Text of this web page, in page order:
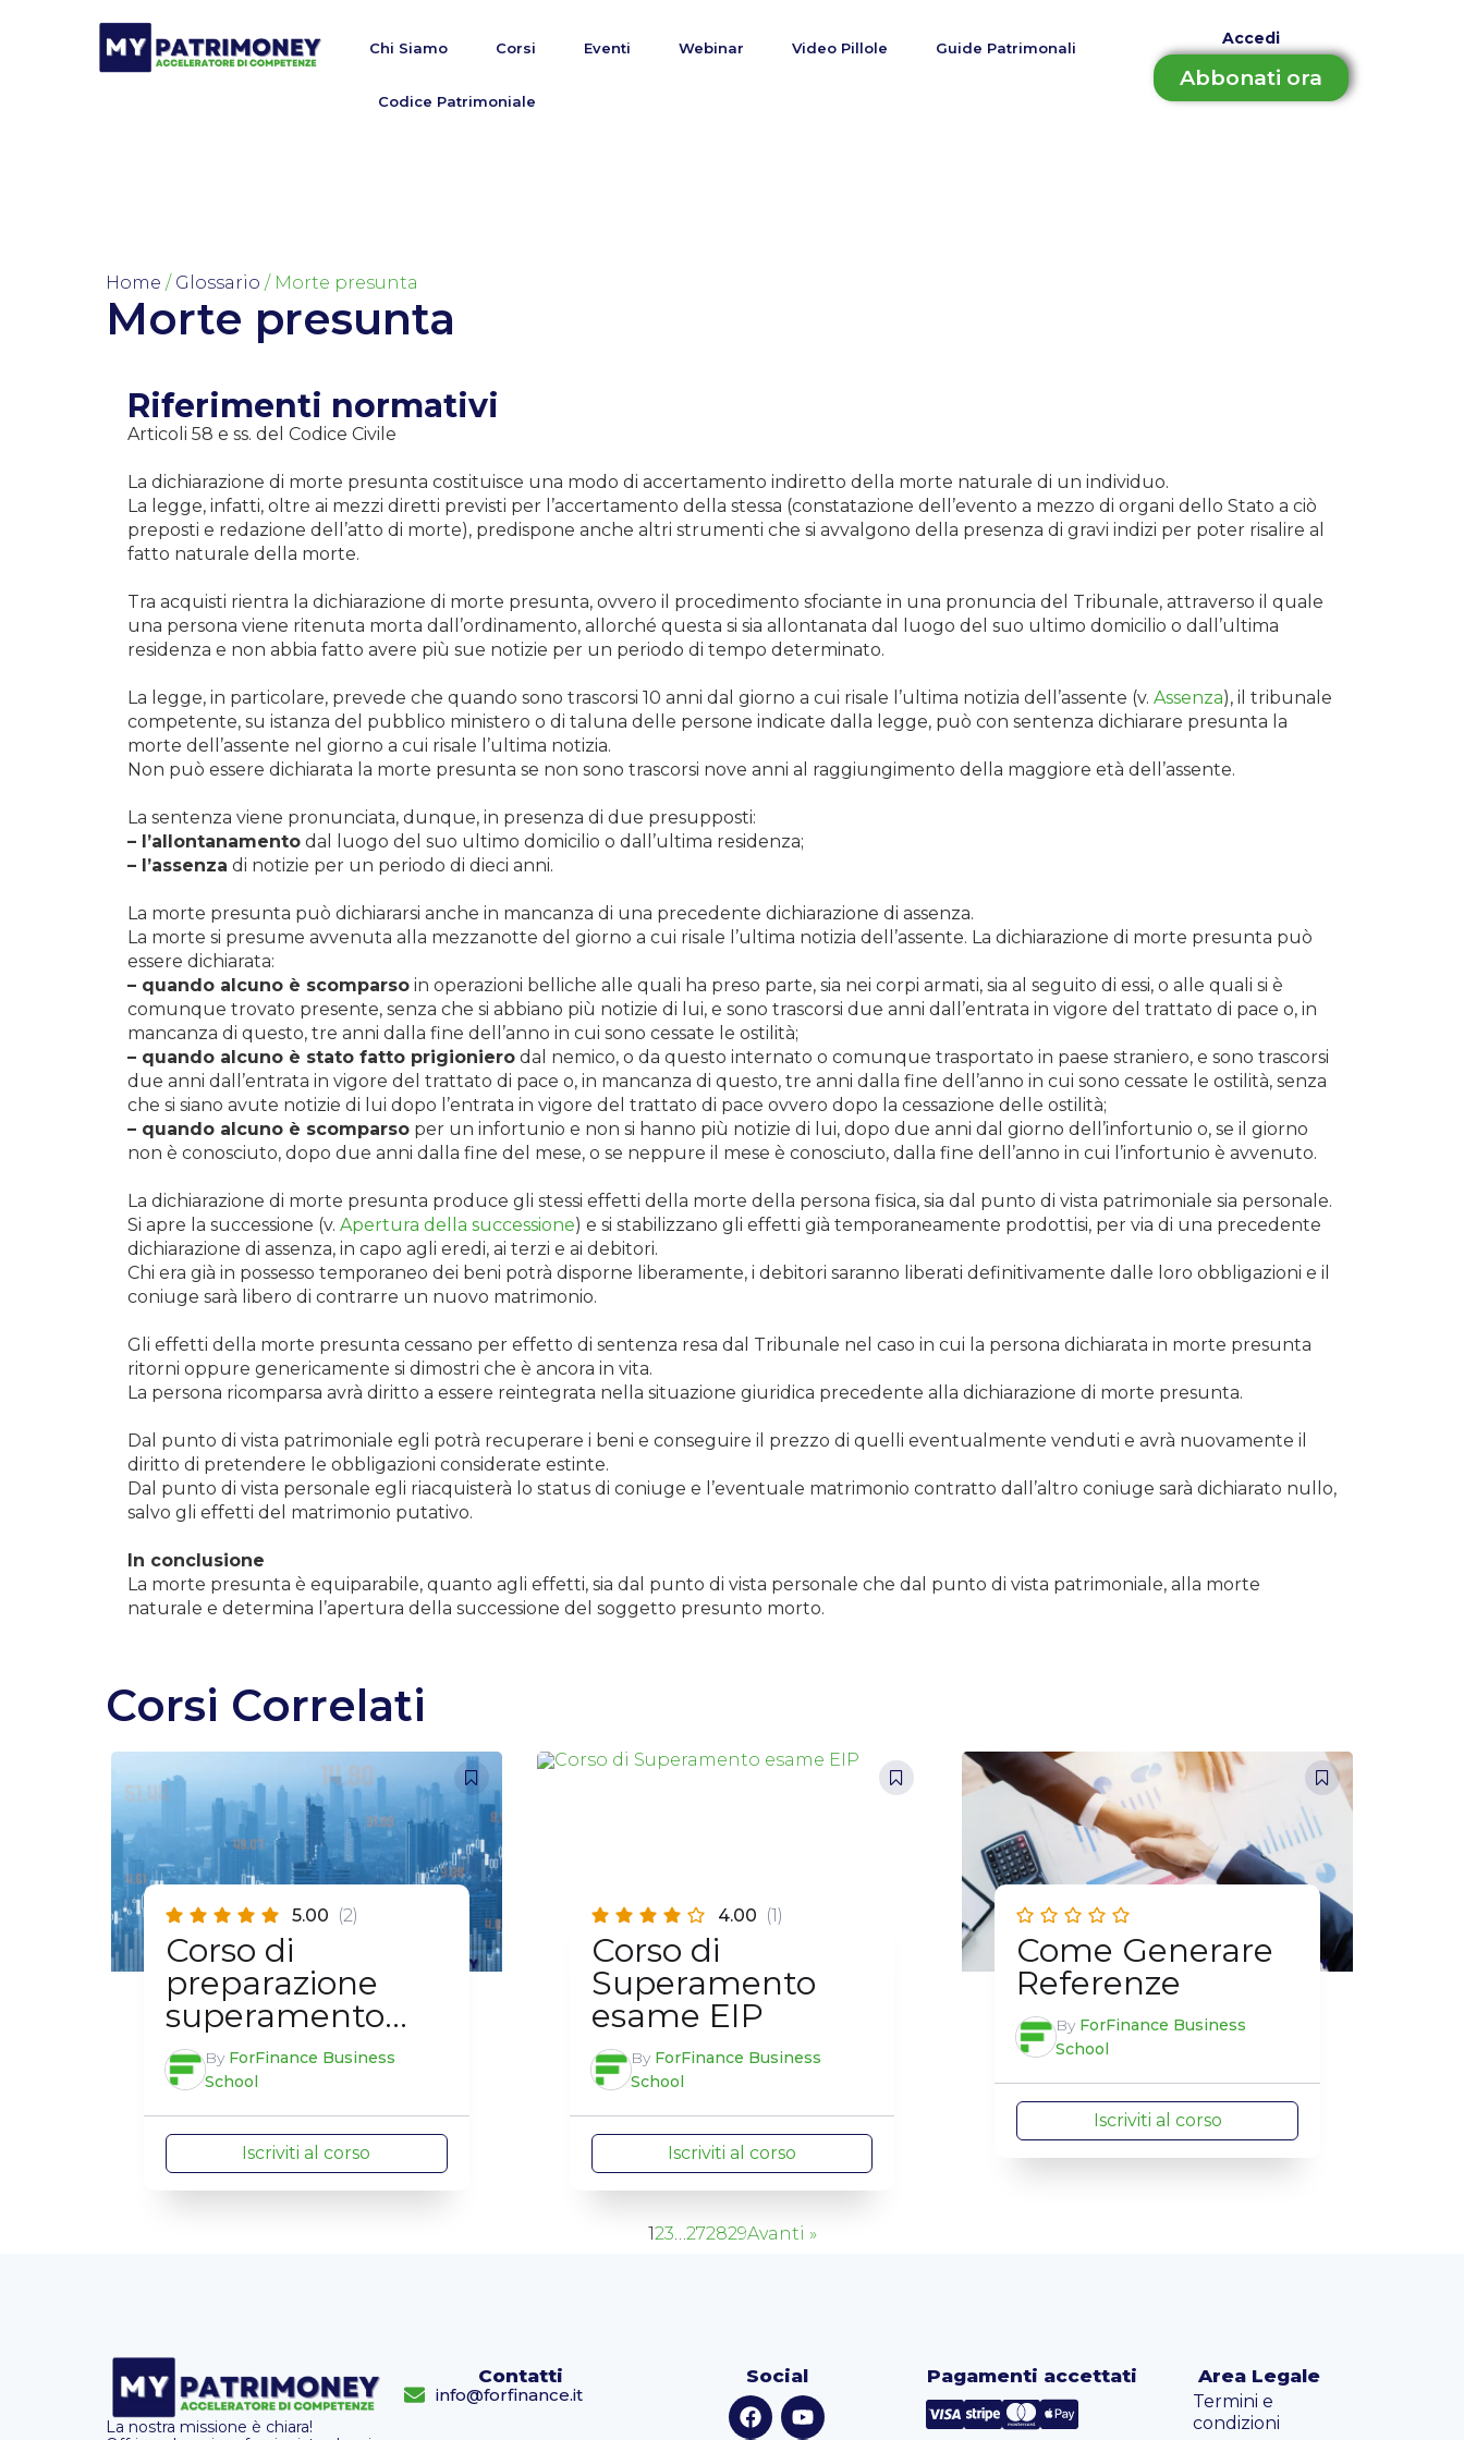
Chi Siamo Corsi Eventi Webinar Video Pillole Guide Patrimonali
Codice Patrimoniale
Accedi
Abbonati ora
Home / Glossario / Morte presunta
Morte presunta
Riferimenti normativi
Articoli 58 e ss. del Codice Civile
La dichiarazione di morte presunta costituisce una modo di accertamento indiretto della morte naturale di un individuo.
La legge, infatti, oltre ai mezzi diretti previsti per l’accertamento della stessa (constatazione dell’evento a mezzo di organi dello Stato a ciò
preposti e redazione dell’atto di morte), predispone anche altri strumenti che si avvalgono della presenza di gravi indizi per poter risalire al
fatto naturale della morte.
Tra acquisti rientra la dichiarazione di morte presunta, ovvero il procedimento sfociante in una pronuncia del Tribunale, attraverso il quale
una persona viene ritenuta morta dall’ordinamento, allorché questa si sia allontanata dal luogo del suo ultimo domicilio o dall’ultima
residenza e non abbia fatto avere più sue notizie per un periodo di tempo determinato.
La legge, in particolare, prevede che quando sono trascorsi 10 anni dal giorno a cui risale l’ultima notizia dell’assente (v. Assenza), il tribunale
competente, su istanza del pubblico ministero o di taluna delle persone indicate dalla legge, può con sentenza dichiarare presunta la
morte dell’assente nel giorno a cui risale l’ultima notizia.
Non può essere dichiarata la morte presunta se non sono trascorsi nove anni al raggiungimento della maggiore età dell’assente.
La sentenza viene pronunciata, dunque, in presenza di due presupposti:
– l’allontanamento dal luogo del suo ultimo domicilio o dall’ultima residenza;
– l’assenza di notizie per un periodo di dieci anni.
La morte presunta può dichiararsi anche in mancanza di una precedente dichiarazione di assenza.
La morte si presume avvenuta alla mezzanotte del giorno a cui risale l’ultima notizia dell’assente. La dichiarazione di morte presunta può
essere dichiarata:
– quando alcuno è scomparso in operazioni belliche alle quali ha preso parte, sia nei corpi armati, sia al seguito di essi, o alle quali si è
comunque trovato presente, senza che si abbiano più notizie di lui, e sono trascorsi due anni dall’entrata in vigore del trattato di pace o, in
mancanza di questo, tre anni dalla fine dell’anno in cui sono cessate le ostilità;
– quando alcuno è stato fatto prigioniero dal nemico, o da questo internato o comunque trasportato in paese straniero, e sono trascorsi
due anni dall’entrata in vigore del trattato di pace o, in mancanza di questo, tre anni dalla fine dell’anno in cui sono cessate le ostilità, senza
che si siano avute notizie di lui dopo l’entrata in vigore del trattato di pace ovvero dopo la cessazione delle ostilità;
– quando alcuno è scomparso per un infortunio e non si hanno più notizie di lui, dopo due anni dal giorno dell’infortunio o, se il giorno
non è conosciuto, dopo due anni dalla fine del mese, o se neppure il mese è conosciuto, dalla fine dell’anno in cui l’infortunio è avvenuto.
La dichiarazione di morte presunta produce gli stessi effetti della morte della persona fisica, sia dal punto di vista patrimoniale sia personale.
Si apre la successione (v. Apertura della successione) e si stabilizzano gli effetti già temporaneamente prodottisi, per via di una precedente
dichiarazione di assenza, in capo agli eredi, ai terzi e ai debitori.
Chi era già in possesso temporaneo dei beni potrà disporne liberamente, i debitori saranno liberati definitivamente dalle loro obbligazioni e il
coniuge sarà libero di contrarre un nuovo matrimonio.
Gli effetti della morte presunta cessano per effetto di sentenza resa dal Tribunale nel caso in cui la persona dichiarata in morte presunta
ritorni oppure genericamente si dimostri che è ancora in vita.
La persona ricomparsa avrà diritto a essere reintegrata nella situazione giuridica precedente alla dichiarazione di morte presunta.
Dal punto di vista patrimoniale egli potrà recuperare i beni e conseguire il prezzo di quelli eventualmente venduti e avrà nuovamente il
diritto di pretendere le obbligazioni considerate estinte.
Dal punto di vista personale egli riacquisterà lo status di coniuge e l’eventuale matrimonio contratto dall’altro coniuge sarà dichiarato nullo,
salvo gli effetti del matrimonio putativo.
In conclusione
La morte presunta è equiparabile, quanto agli effetti, sia dal punto di vista personale che dal punto di vista patrimoniale, alla morte
naturale e determina l’apertura della successione del soggetto presunto morto.
Corsi Correlati
5.00 (2)
Corso di
preparazione
superamento
esame EFA
By ForFinance Business
School
Iscriviti al corso
4.00 (1)
Corso di
Superamento
esame EIP
By ForFinance Business
School
Iscriviti al corso
Come Generare
Referenze
By ForFinance Business
School
Iscriviti al corso
123…272829Avanti »
La nostra missione è chiara!
Contatti
info@forfinance.it
Social Pagamenti accettati Area Legale
Termini e
condizioni